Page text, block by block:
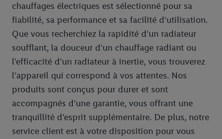
chauffages électriques est sélectionné pour sa
fiabilité, sa performance et sa facilité d'utilisation.
Que vous recherchiez la rapidité d'un radiateur
soufflant, la douceur d'un chauffage radiant ou
l'efficacité d'un radiateur à inertie, vous trouverez
l'appareil qui correspond à vos attentes. Nos
produits sont conçus pour durer et sont
accompagnés d'une garantie, vous offrant une
tranquillité d'esprit supplémentaire. De plus, notre
service client est à votre disposition pour vous